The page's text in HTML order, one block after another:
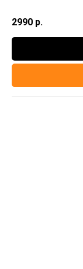
2990 р.